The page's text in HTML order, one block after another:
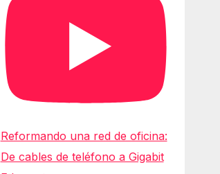
Reformando una red de oficina:
De cables de teléfono a Gigabit